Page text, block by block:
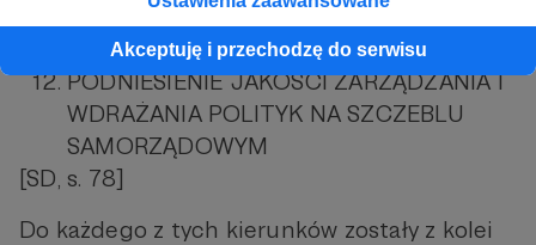
Akceptuję i przechodzę do serwisu
WDRAŻANIA POLITYK NA SZCZEBLU
CENTRALNYM
PODNIESIENIE JAKOŚCI ZARZĄDZANIA I
WDRAŻANIA POLITYK NA SZCZEBLU
SAMORZĄDOWYM
[SD, s. 78]
Do każdego z tych kierunków zostały z kolei